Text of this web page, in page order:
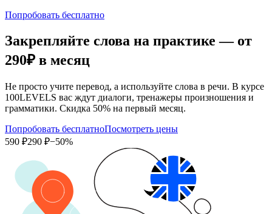
Попробовать бесплатно
Закрепляйте слова на практике — от
290₽ в месяц
Не просто учите перевод, а используйте слова в речи. В курсе
100LEVELS вас ждут диалоги, тренажеры произношения и
грамматики. Скидка 50% на первый месяц.
Попробовать бесплатноПосмотреть цены
590 ₽290 ₽−50%